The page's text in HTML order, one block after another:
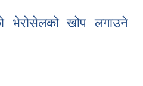
भेरोसेलको खोप लगाउने